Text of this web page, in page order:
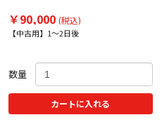
￥90,000 (税込)
【中古用】1～2日後
数量
カートに入れる